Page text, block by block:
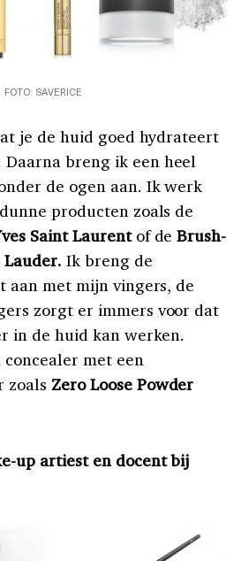
FOTO: SAVERICE
je de huid goed hydrateert
Daarna breng ik een heel
de ogen aan. Ik werk
producten zoals de
Saint Laurentof deBrush-
Lauder. Ik breng de
aan met mijn vingers, de
zorgt er immers voor dat
in de huid kan werken.
met een
zoals Zero Loose Powder
up artiest en docent bij